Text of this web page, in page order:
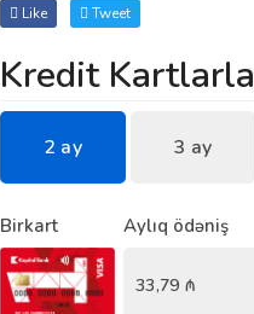
Like Tweet
Kredit Kartlarla
2 ay 3 ay
Birkart Aylıq ödəniş
33,79 ₼